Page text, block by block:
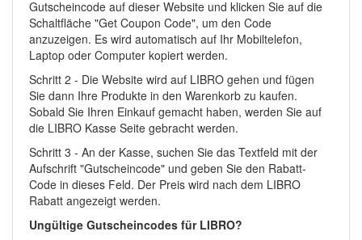
Gutscheincode auf dieser Website und klicken Sie auf die
Schaltfläche "Get Coupon Code", um den Code
anzuzeigen. Es wird automatisch auf Ihr Mobiltelefon,
Laptop oder Computer kopiert werden.
Schritt 2 - Die Website wird auf LIBRO gehen und fügen
Sie dann Ihre Produkte in den Warenkorb zu kaufen.
Sobald Sie Ihren Einkauf gemacht haben, werden Sie auf
die LIBRO Kasse Seite gebracht werden.
Schritt 3 - An der Kasse, suchen Sie das Textfeld mit der
Aufschrift "Gutscheincode" und geben Sie den Rabatt-
Code in dieses Feld. Der Preis wird nach dem LIBRO
Rabatt angezeigt werden.
Ungültige Gutscheincodes für LIBRO?